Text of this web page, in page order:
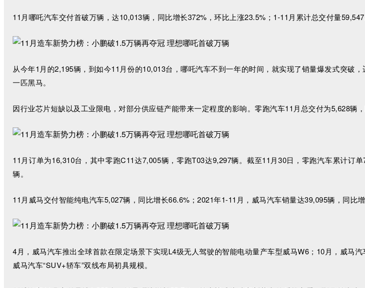
11月哪吒汽车交付首破万辆，达10,013辆，同比增长372%，环比上涨23.5%；1-11月累计总交付量
从今年1月的2,195辆，到如今11月份的10,013台，哪吒汽车不到一年的时间，就实现了销量爆发式突破
一匹黑马。
因行业芯片短缺以及工业限电，对部分供应链产能带来一定程度的影响。零跑汽车11月总交付为5,628辆
11月订单为16,310台，其中零跑C11达7,005辆，零跑T03达9,297辆。截至11月30日，零跑汽车累计订
辆。
11月威马交付智能纯电汽车5,027辆，同比增长66.6%；2021年1-11月，威马汽车销量达39,095辆，同比增
4月，威马汽车推出全球首款在限定场景下实现L4级无人驾驶的智能电动量产车型威马W6；10月，威马
威马汽车“SUV+轿车”双线布局初具规模。